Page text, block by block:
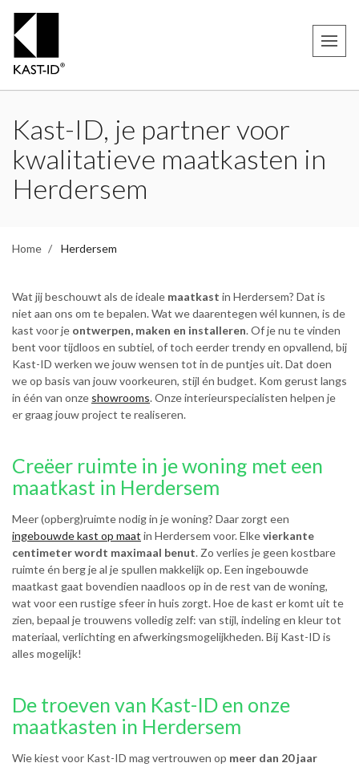
Kast-ID, je partner voor
kwalitatieve maatkasten in
Herdersem
Home Herdersem
Wat jij beschouwt als de ideale maatkast in Herdersem? Dat is
niet aan ons om te bepalen. Wat we daarentegen wél kunnen, is de
kast voor je ontwerpen, maken en installeren. Of je nu te vinden
bent voor tijdloos en subtiel, of toch eerder trendy en opvallend, bij
Kast-ID werken we jouw wensen tot in de puntjes uit. Dat doen
we op basis van jouw voorkeuren, stijl én budget. Kom gerust langs
in één van onze showrooms. Onze interieurspecialisten helpen je
er graag jouw project te realiseren.
Creëer ruimte in je woning met een
maatkast in Herdersem
Meer (opberg)ruimte nodig in je woning? Daar zorgt een
ingebouwde kast op maat in Herdersem voor. Elkevierkante
centimeter wordt maximaal benut. Zo verlies je geen kostbare
ruimte én berg je al je spullen makkelijk op. Een ingebouwde
maatkast gaat bovendien naadloos op in de rest van de woning,
wat voor een rustige sfeer in huis zorgt. Hoe de kast er komt uit te
zien, bepaal je trouwens volledig zelf: van stijl, indeling en kleur tot
materiaal, verlichting en afwerkingsmogelijkheden. Bij Kast-ID is
alles mogelijk!
De troeven van Kast-ID en onze
maatkasten in Herdersem
Wie kiest voor Kast-ID mag vertrouwen op meer dan 20 jaar